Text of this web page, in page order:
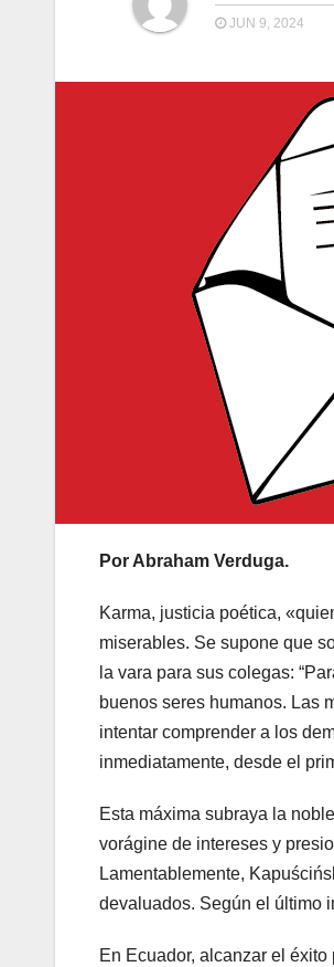
JUN 9, 2024
Por Abraham Verduga.
Karma, justicia poética,
miserables. Se supone que
la vara para sus colegas:
buenos seres humanos. Las
intentar comprender a los
inmediatamente, desde el
Esta máxima subraya la
vorágine de intereses y
Lamentablemente,
devaluados. Según el último
En Ecuador, alcanzar el